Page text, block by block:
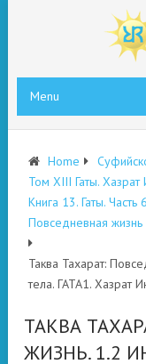
Menu
Home
Том XIII Гаты. Хазрат
Книга 13. Гаты. Часть
Повседневная жизнь
Таква Тахарат:
тела. ГАТА1. Хазрат
ТАКВА
ЖИЗНЬ. 1.2